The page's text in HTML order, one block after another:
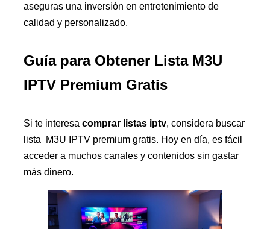
aseguras una inversión en entretenimiento de
calidad y personalizado.
Guía para Obtener Lista M3U
IPTV Premium Gratis
Si te interesa comprar listas iptv, considera buscar
lista M3U IPTV premium gratis. Hoy en día, es fácil
acceder a muchos canales y contenidos sin gastar
más dinero.